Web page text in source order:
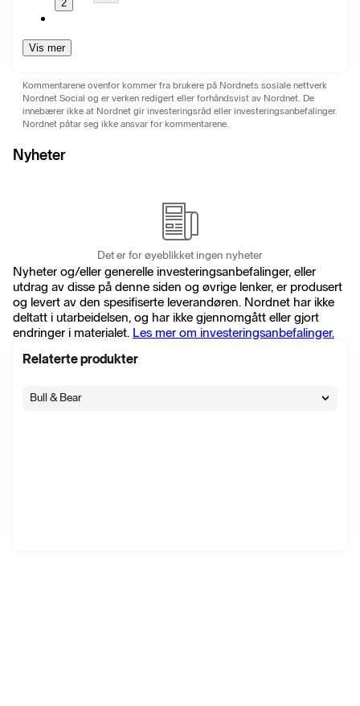
2
Vis mer
Kommentarene ovenfor kommer fra brukere på Nordnets sosiale nettverk
Nordnet Social og er verken redigert eller forhåndsvist av Nordnet. De
innebærer ikke at Nordnet gir investeringsråd eller investeringsanbefalinger.
Nordnet påtar seg ikke ansvar for kommentarene.
Nyheter
Det er for øyeblikket ingen nyheter
Nyheter og/eller generelle investeringsanbefalinger, eller
utdrag av disse på denne siden og øvrige lenker, er produsert
og levert av den spesifiserte leverandøren. Nordnet har ikke
deltatt i utarbeidelsen, og har ikke gjennomgått eller gjort
endringer i materialet. Les mer om investeringsanbefalinger.
Relaterte produkter
Bull & Bear